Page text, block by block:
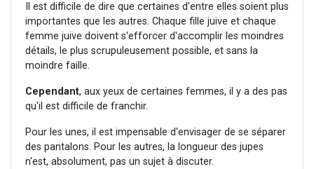
Il est difficile de dire que certaines d'entre elles soient plus
importantes que les autres. Chaque fille juive et chaque
femme juive doivent s'efforcer d'accomplir les moindres
détails, le plus scrupuleusement possible, et sans la
moindre faille.
Cependant, aux yeux de certaines femmes, il y a des pas
qu'il est difficile de franchir.
Pour les unes, il est impensable d'envisager de se séparer
des pantalons. Pour les autres, la longueur des jupes
n'est, absolument, pas un sujet à discuter.